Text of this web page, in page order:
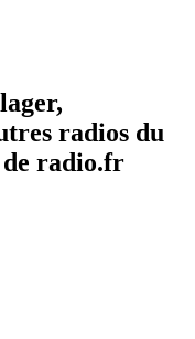
radios du
de radio.fr